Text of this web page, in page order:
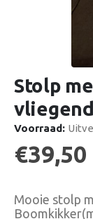
Stolp
Voorraad:
€39,50
Mooie stolp